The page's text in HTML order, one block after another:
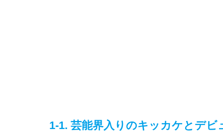
1-1. 芸能界入りのキッカケとデビ